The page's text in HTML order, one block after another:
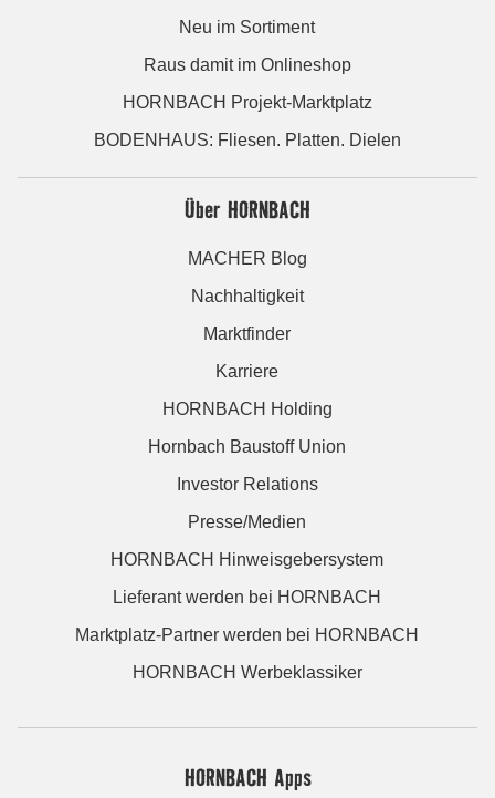
Neu im Sortiment
Raus damit im Onlineshop
HORNBACH Projekt-Marktplatz
BODENHAUS: Fliesen. Platten. Dielen
Über HORNBACH
MACHER Blog
Nachhaltigkeit
Marktfinder
Karriere
HORNBACH Holding
Hornbach Baustoff Union
Investor Relations
Presse/Medien
HORNBACH Hinweisgebersystem
Lieferant werden bei HORNBACH
Marktplatz-Partner werden bei HORNBACH
HORNBACH Werbeklassiker
HORNBACH Apps